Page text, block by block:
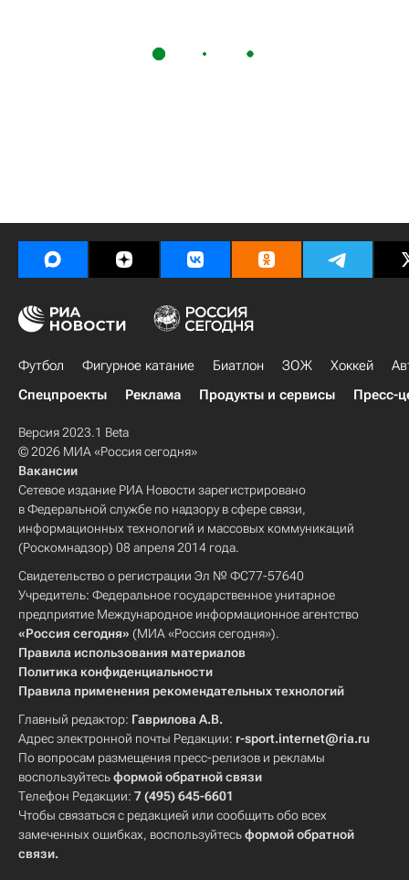
Футбол Фигурное катание Биатлон ЗОЖ Хоккей
Спецпроекты
Реклама Продукты и сервисы Пресс-
Версия 2023.1 Beta
© 2026 МИА «Россия сегодня»
Вакансии
Сетевое издание РИА Новости зарегистрировано
в Федеральной службе по надзору в сфере связи,
информационных технологий и массовых коммуникаций
(Роскомнадзор) 08 апреля 2014 года.
Свидетельство о регистрации Эл № ФС77-57640
Учредитель: Федеральное государственное унитарное
предприятие Международное информационное агентство
«Россия сегодня» (МИА «Россия сегодня»).
Правила использования материалов
Политика конфиденциальности
Правила применения рекомендательных технологий
Главный редактор: Гаврилова А.В.
Адрес электронной почты Редакции: r-sport.internet@ria.ru
По вопросам размещения пресс-релизов и рекламы
воспользуйтесьформой обратной связи
Телефон Редакции: 7 (495) 645-6601
Чтобы связаться с редакцией или сообщить обо всех
замеченных ошибках, воспользуйтесьформой обратной
связи.